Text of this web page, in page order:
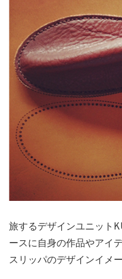
旅するデザインユニット
ースに自身の作品やアイ
スリッパのデザインイメ